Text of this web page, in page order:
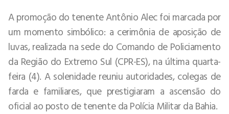
A promoção do tenente Antônio Alec foi marcada por
um momento simbólico: a cerimônia de aposição de
luvas, realizada na sede do Comando de Policiamento
da Região do Extremo Sul (CPR-ES), na última quarta-
feira (4). A solenidade reuniu autoridades, colegas de
farda e familiares, que prestigiaram a ascensão do
oficial ao posto de tenente da Polícia Militar da Bahia.